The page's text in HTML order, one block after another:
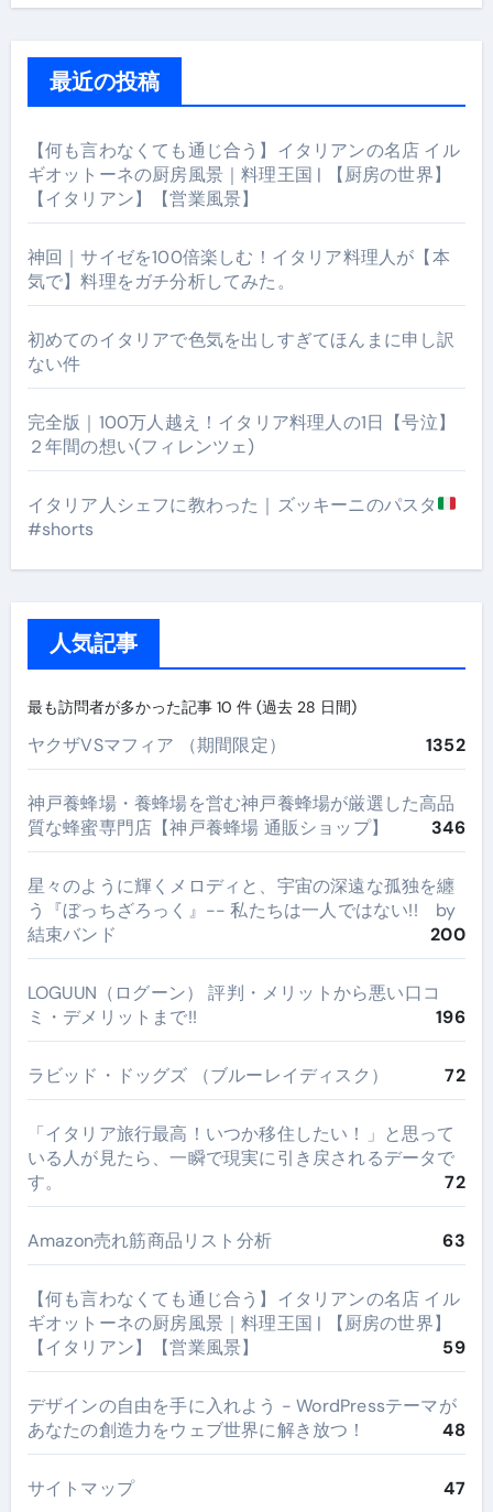
最近の投稿
【何も言わなくても通じ合う】イタリアンの名店 イル
ギオットーネの厨房風景｜料理王国 | 【厨房の世界】
【イタリアン】【営業風景】
神回｜サイゼを100倍楽しむ！イタリア料理人が【本
気で】料理をガチ分析してみた。
初めてのイタリアで色気を出しすぎてほんまに申し訳
ない件
完全版｜100万人越え！イタリア料理人の1日【号泣】
２年間の想い(フィレンツェ)
イタリア人シェフに教わった｜ズッキーニのパスタ
#shorts
人気記事
最も訪問者が多かった記事 10 件 (過去 28 日間)
ヤクザVSマフィア （期間限定） 1352
神戸養蜂場・養蜂場を営む神戸養蜂場が厳選した高品
質な蜂蜜専門店【神戸養蜂場 通販ショップ】
346
星々のように輝くメロディと、宇宙の深遠な孤独を纏
う『ぼっちざろっく』-- 私たちは一人ではない!! by
結束バンド
200
LOGUUN（ログーン） 評判・メリットから悪い口コ
ミ・デメリットまで!!
196
ラビッド・ドッグズ （ブルーレイディスク） 72
​「イタリア旅行最高！いつか移住したい！」と思って
いる人が見たら、一瞬で現実に引き戻されるデータで
す。
72
Amazon売れ筋商品リスト分析 63
【何も言わなくても通じ合う】イタリアンの名店 イル
ギオットーネの厨房風景｜料理王国 | 【厨房の世界】
【イタリアン】【営業風景】
59
デザインの自由を手に入れよう - WordPressテーマが
あなたの創造力をウェブ世界に解き放つ！
48
サイトマップ 47